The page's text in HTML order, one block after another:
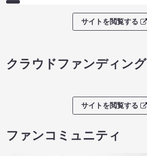
サイトを閲覧する
クラウドファンディング
サイトを閲覧する
ファンコミュニティ